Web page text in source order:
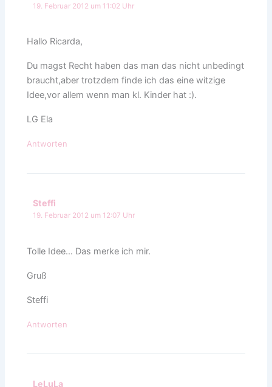
19. Februar 2012 um 11:02 Uhr
Hallo Ricarda,
Du magst Recht haben das man das nicht unbedingt
braucht,aber trotzdem finde ich das eine witzige
Idee,vor allem wenn man kl. Kinder hat :).
LG Ela
Antworten
Steffi
19. Februar 2012 um 12:07 Uhr
Tolle Idee… Das merke ich mir.
Gruß
Steffi
Antworten
LeLuLa